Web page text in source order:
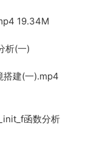
19.34M
析(一)
建(一).mp4
函数分析